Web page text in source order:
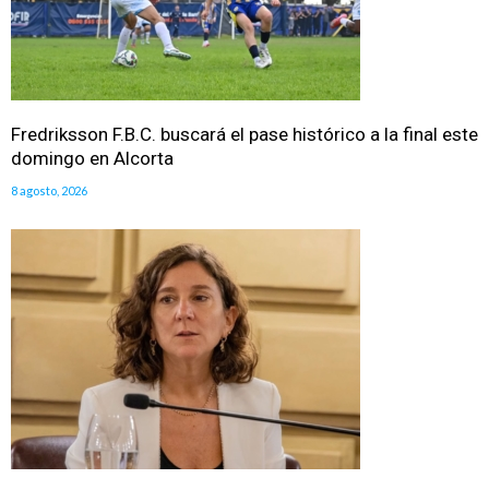
Fredriksson F.B.C. buscará el pase histórico a la final este
domingo en Alcorta
8 agosto, 2026